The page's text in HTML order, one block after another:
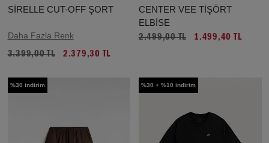
SİRELLE CUT-OFF ŞORT
Daha Fazla Renk
3.399,00 TL 2.379,30 TL
CENTER VEE TİŞÖRT
ELBİSE
2.499,00 TL 1.499,40 TL
%30 indirim %30 + %10 indirim